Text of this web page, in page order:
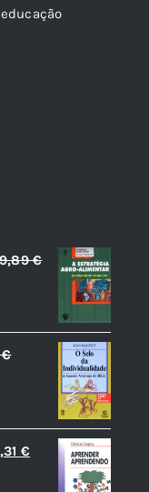
€
€
€O